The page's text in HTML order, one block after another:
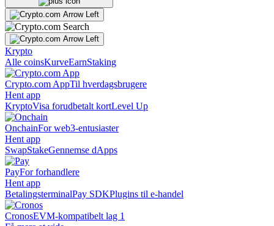
Krypto
Alle coinsKurveEarnStaking
Crypto.com AppTil hverdagsbrugere
Hent app
KryptoVisa forudbetalt kortLevel Up
OnchainFor web3-entusiaster
Hent app
SwapStakeGennemse dApps
PayFor forhandlere
Hent app
BetalingsterminalPay SDKPlugins til e-handel
CronosEVM-kompatibelt lag 1